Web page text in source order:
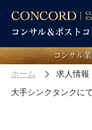
コンサル
ホーム 求人情報
大手シンクタンクに